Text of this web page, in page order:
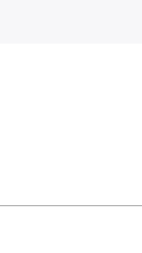
น้า
ที่สุด ฟรีลงประกาศอสังหา